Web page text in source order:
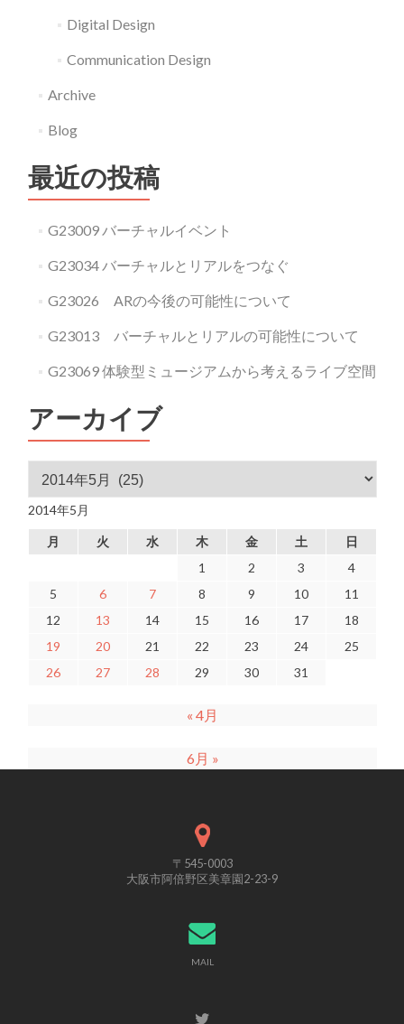
Digital Design
Communication Design
Archive
Blog
最近の投稿
G23009 バーチャルイベント
G23034 バーチャルとリアルをつなぐ
G23026 ARの今後の可能性について
G23013 バーチャルとリアルの可能性について
G23069 体験型ミュージアムから考えるライブ空間
アーカイブ
アーカイブ
2014年5月
月 火 水 木 金 土
日
1
2 3
4
5
6 7 8 9 10
11
12
13 14 15 16 17
18
19
20 21 22 23 24
25
26
27 28 29 30 31
« 4月
6月 »
〒545-0003
大阪市阿倍野区美章園2-23-9
MAIL